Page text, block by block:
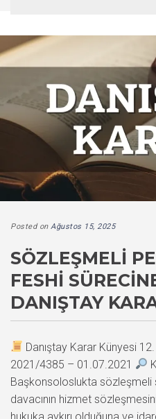
Posted on Ağustos 15, 2025
SÖZLEŞMELI
FESHI
DANIŞTAY
Danıştay Karar Künyesi
2021/4385 – 01.07.2021
Başkonsoloslukta
davacının hizmet
hukuka aykırı olduğuna ve